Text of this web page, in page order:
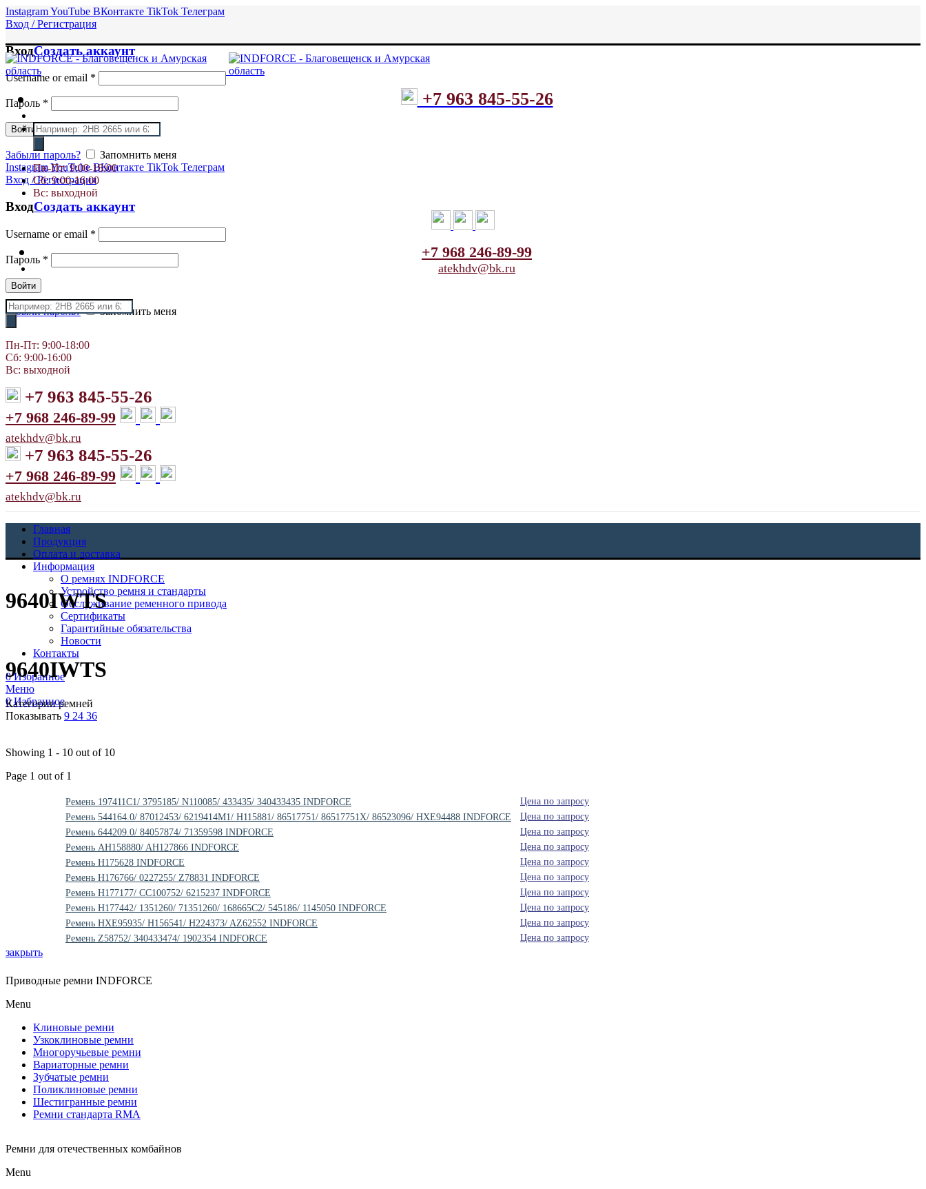
InstagramYouTube ВКонтакте TikTok Телеграм
Вход / Регистрация
ВходСоздать аккаунт
Username or email *
Пароль *
Войти
Забыли пароль?
Запомнить меня
InstagramYouTube ВКонтакте TikTok Телеграм
Вход / Регистрация
ВходСоздать аккаунт
Username or email *
Пароль *
Войти
Забыли пароль? Запомнить меня
+7 963 845-55-26
Поиск
товаров
Пн-Пт: 9:00-18:00
Сб: 9:00-16:00
Вс: выходной
+7 968 246-89-99
atekhdv@bk.ru
Поиск
товаров
Пн-Пт: 9:00-18:00
Сб: 9:00-16:00
Вс: выходной
+7 963 845-55-26
+7 968 246-89-99
atekhdv@bk.ru
+7 963 845-55-26
+7 968 246-89-99
atekhdv@bk.ru
Главная
Продукция
Оплата и доставка
Информация
О ремнях INDFORCE
Устройство ремня и стандарты
Обслуживание ременного привода
Сертификаты
Гарантийные обязательства
Новости
Контакты
0Избранное
Меню
0Избранное
9640IWTS
9640IWTS
Категории ремней
Показывать 9 24 36
Showing 1 - 10 out of 10
Page 1 out of 1
Ремень 197411C1/ 3795185/ N110085/ 433435/ 340433435 INDFORCE
Цена по запросу
Ремень 544164.0/ 87012453/ 6219414M1/ H115881/ 86517751/ 86517751X/ 86523096/ HXE94488 INDFORCE
Цена по запросу
Ремень 644209.0/ 84057874/ 71359598 INDFORCE
Цена по запросу
Ремень AH158880/ AH127866 INDFORCE
Цена по запросу
Ремень H175628 INDFORCE
Цена по запросу
Ремень H176766/ 0227255/ Z78831 INDFORCE
Цена по запросу
Ремень H177177/ CC100752/ 6215237 INDFORCE
Цена по запросу
Ремень H177442/ 1351260/ 71351260/ 168665C2/ 545186/ 1145050 INDFORCE
Цена по запросу
Ремень HXE95935/ H156541/ H224373/ AZ62552 INDFORCE
Цена по запросу
Ремень Z58752/ 340433474/ 1902354 INDFORCE
Цена по запросу
закрыть
Приводные ремни INDFORCE
Menu
Клиновые ремни
Узкоклиновые ремни
Многоручьевые ремни
Вариаторные ремни
Зубчатые ремни
Поликлиновые ремни
Шестигранные ремни
Ремни стандарта RMA
Ремни для отечественных комбайнов
Menu